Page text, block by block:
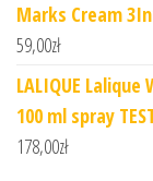
Marks Cream
59,00zł
LALIQUE
100 ml spray
178,00zł